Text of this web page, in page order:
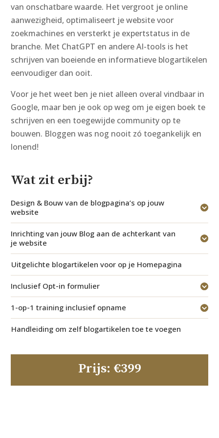
van onschatbare waarde. Het vergroot je online
aanwezigheid, optimaliseert je website voor
zoekmachines en versterkt je expertstatus in de
branche. Met ChatGPT en andere AI-tools is het
schrijven van boeiende en informatieve blogartikelen
eenvoudiger dan ooit.
Voor je het weet ben je niet alleen overal vindbaar in
Google, maar ben je ook op weg om je eigen boek te
schrijven en een toegewijde community op te
bouwen. Bloggen was nog nooit zó toegankelijk en
lonend!
Wat zit erbij?
Design & Bouw van de blogpagina’s op jouw
website
Inrichting van jouw Blog aan de achterkant van
je website
Uitgelichte blogartikelen voor op je Homepagina
Inclusief Opt-in formulier
1-op-1 training inclusief opname
Handleiding om zelf blogartikelen toe te voegen
Prijs: €399